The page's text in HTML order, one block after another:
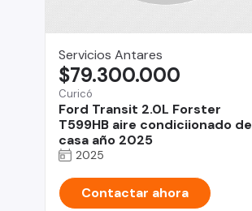
Servicios Antares
Curicó
Ford Transit 2.0L Forster
T599HB aire condiciionado de
casa año 2025
$79.300.000
2025
Contactar ahora